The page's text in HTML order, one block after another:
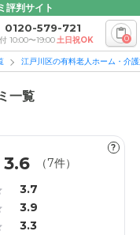
評判サイト
0120-579-721
10:00〜19:00土日祝OK 0
江戸川区の有料老人ホーム・介
一覧
?
3.6 （7件）
3.7
3.9
3.3